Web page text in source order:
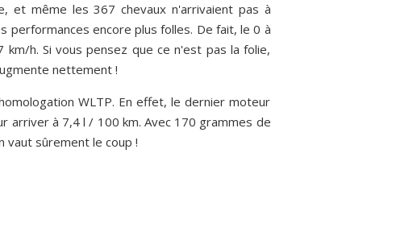
et même les 367 chevaux n'arrivaient pas à
encore plus folles. De fait, le 0 à
h. Si vous pensez que ce n'est pas la folie,
nettement !
WLTP. En effet, le dernier moteur
arriver à 7,4 l / 100 km. Avec 170 grammes de
vaut sûrement le coup !